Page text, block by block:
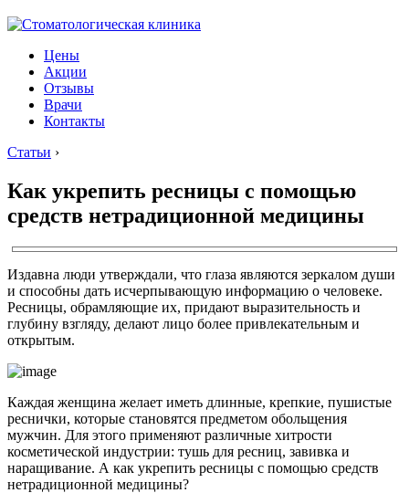
Цены
Акции
Отзывы
Врачи
Контакты
Статьи ›
Как укрепить ресницы с помощью
средств нетрадиционной медицины
Издавна люди утверждали, что глаза являются зеркалом души
и способны дать исчерпывающую информацию о человеке.
Ресницы, обрамляющие их, придают выразительность и
глубину взгляду, делают лицо более привлекательным и
открытым.
Каждая женщина желает иметь длинные, крепкие, пушистые
реснички, которые становятся предметом обольщения
мужчин. Для этого применяют различные хитрости
косметической индустрии: тушь для ресниц, завивка и
наращивание. А как укрепить ресницы с помощью средств
нетрадиционной медицины?